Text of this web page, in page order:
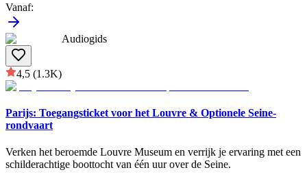
Vanaf:
Audiogids
4,5 (1.3K)
Parijs: Toegangsticket voor het Louvre & Optionele Seine-
rondvaart
Verken het beroemde Louvre Museum en verrijk je ervaring met een
schilderachtige boottocht van één uur over de Seine.